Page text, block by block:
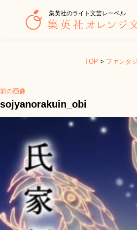
集英社のライト文芸レーベル
TOP > ファンタ
前の画像
sojyanorakuin_obi